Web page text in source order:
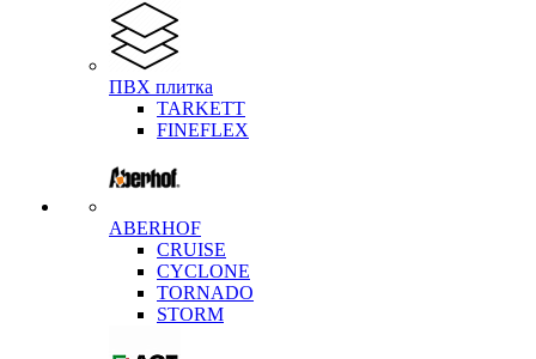
ПВХ плитка
TARKETT
FINEFLEX
ABERHOF
CRUISE
CYCLONE
TORNADO
STORM